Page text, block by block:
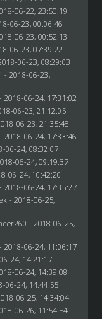
06-22, 23:50:19
06-23, 00:06:46
06-23, 00:52:13
06-23, 07:39:22
06-23, 08:29:03
- 2018-06-23,
- 2018-06-24, 17:31:02
06-23, 21:12:05
06-23, 21:35:48
- 2018-06-24, 17:33:46
06-24, 08:32:07
06-24, 09:19:37
06-24, 10:42:20
- 2018-06-24, 17:35:27
- 2018-06-25,
- 2018-06-25,
- 2018-06-24, 11:06:17
24, 14:21:17
06-24, 14:39:08
06-24, 14:44:55
06-25, 14:34:04
06-26, 11:54:54